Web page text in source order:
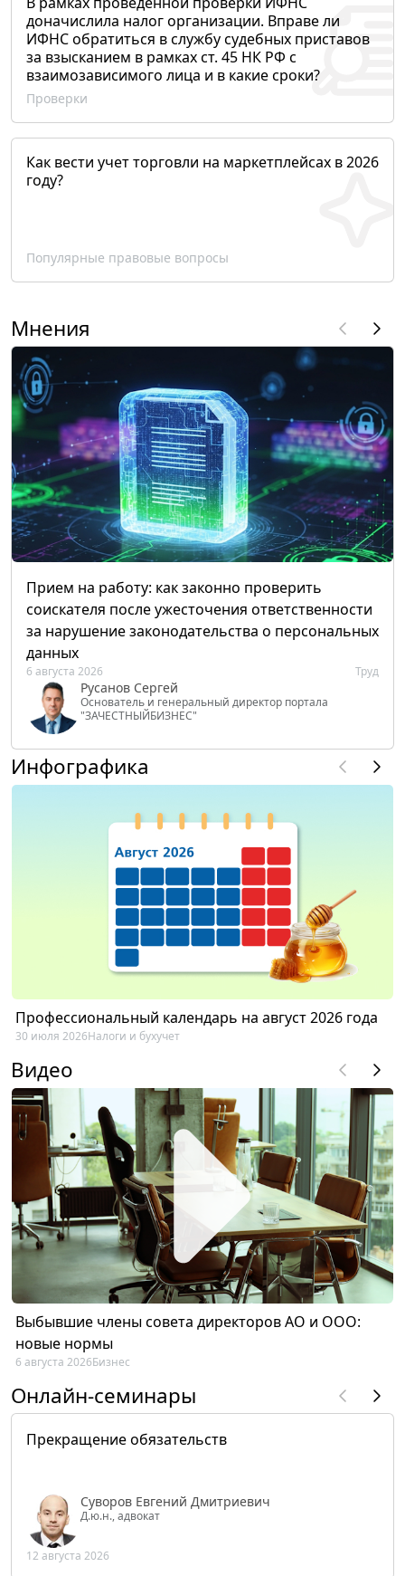
доначислила налог организации. Вправе ли
ИФНС обратиться в службу судебных приставов
за взысканием в рамках ст. 45 НК РФ с
взаимозависимого лица и в какие сроки?
Проверки
Как вести учет торговли на маркетплейсах в 2026
году?
Популярные правовые вопросы
Мнения
Прием на работу: как законно проверить
соискателя после ужесточения ответственности
за нарушение законодательства о персональных
данных
6 августа 2026 Труд
Русанов Сергей
Основатель и генеральный директор портала
"ЗАЧЕСТНЫЙБИЗНЕС"
Инфографика
Профессиональный календарь на август 2026 года
30 июля 2026Налоги и бухучет
Видео
Выбывшие члены совета директоров АО и ООО:
новые нормы
6 августа 2026Бизнес
Онлайн-семинары
Прекращение обязательств
Суворов Евгений Дмитриевич
Д.ю.н., адвокат
12 августа 2026